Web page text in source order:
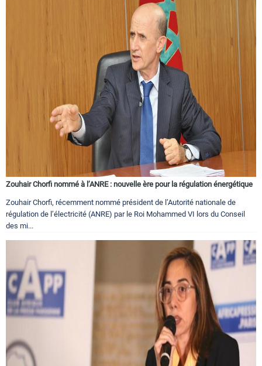
Zouhair Chorfi nommé à l’ANRE : nouvelle ère pour la régulation énergétique
Zouhair Chorfi, récemment nommé président de l’Autorité nationale de
régulation de l’électricité (ANRE) par le Roi Mohammed VI lors du Conseil
des mi...